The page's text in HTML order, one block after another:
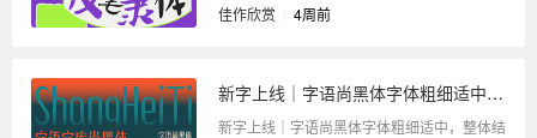
佳作欣赏 4周前
新字上线｜字语尚黑体字体粗细适中，整体结构偏瘦高
新字上线｜字语尚黑体字体粗细适中，整体结